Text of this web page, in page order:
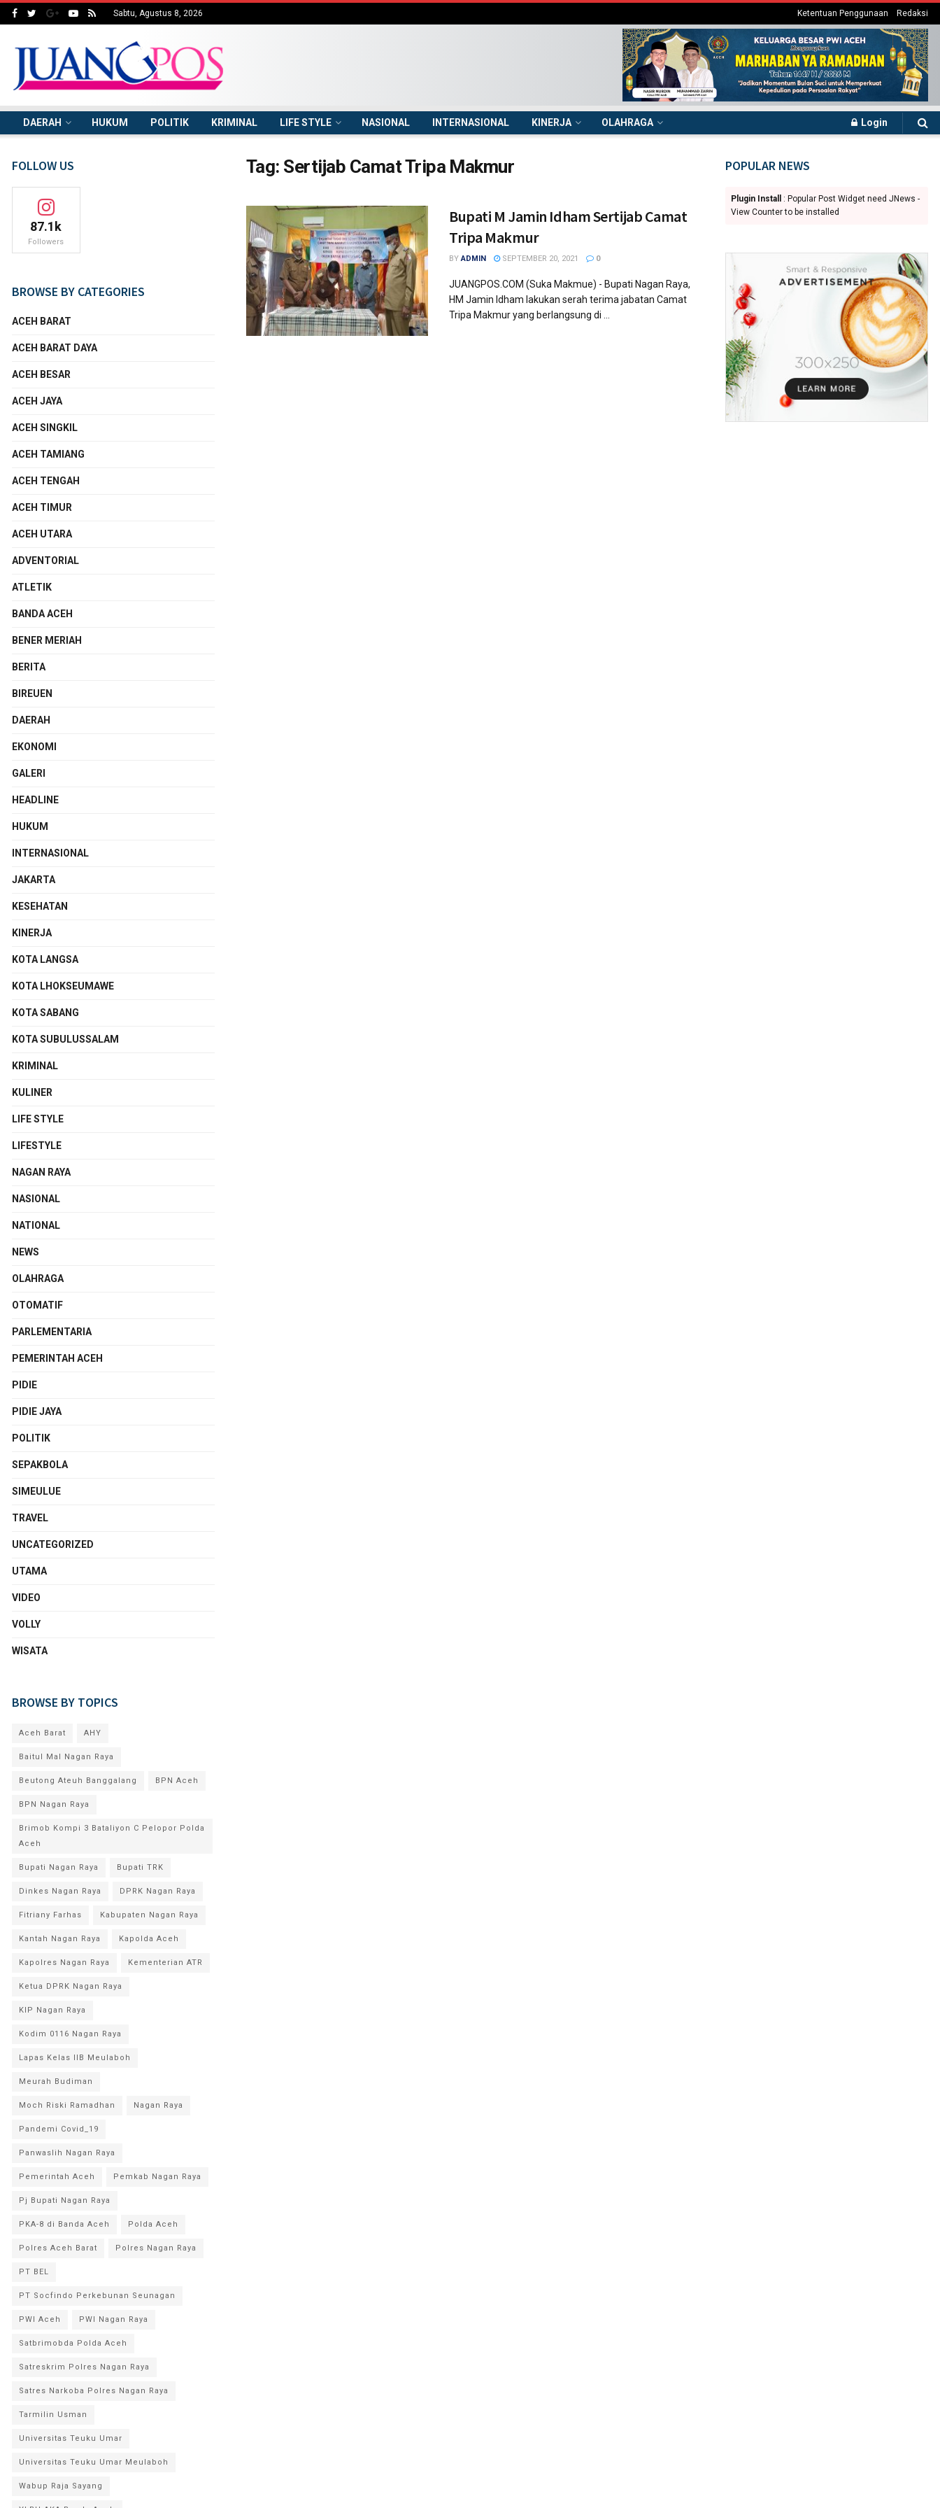
Sabtu, Agustus 8, 2026 Ketentuan Penggunaan Redaksi
DAERAH HUKUM POLITIK KRIMINAL LIFE STYLE NASIONAL INTERNASIONAL KINERJA OLAHRAGA Login
Tag: Sertijab Camat Tripa Makmur
Bupati M Jamin Idham Sertijab Camat
Tripa Makmur
BY ADMIN SEPTEMBER 20, 2021 0
JUANGPOS.COM (Suka Makmue) - Bupati Nagan Raya,
HM Jamin Idham lakukan serah terima jabatan Camat
Tripa Makmur yang berlangsung di ...
FOLLOW US
87.1k
Followers
BROWSE BY CATEGORIES
ACEH BARAT
ACEH BARAT DAYA
ACEH BESAR
ACEH JAYA
ACEH SINGKIL
ACEH TAMIANG
ACEH TENGAH
ACEH TIMUR
ACEH UTARA
ADVENTORIAL
ATLETIK
BANDA ACEH
BENER MERIAH
BERITA
BIREUEN
DAERAH
EKONOMI
GALERI
HEADLINE
HUKUM
INTERNASIONAL
JAKARTA
KESEHATAN
KINERJA
KOTA LANGSA
KOTA LHOKSEUMAWE
KOTA SABANG
KOTA SUBULUSSALAM
KRIMINAL
KULINER
LIFE STYLE
LIFESTYLE
NAGAN RAYA
NASIONAL
NATIONAL
NEWS
OLAHRAGA
OTOMATIF
PARLEMENTARIA
PEMERINTAH ACEH
PIDIE
PIDIE JAYA
POLITIK
SEPAKBOLA
SIMEULUE
TRAVEL
UNCATEGORIZED
UTAMA
VIDEO
VOLLY
WISATA
BROWSE BY TOPICS
Aceh Barat AHY
Baitul Mal Nagan Raya
Beutong Ateuh Banggalang BPN Aceh
BPN Nagan Raya
Brimob Kompi 3 Bataliyon C Pelopor Polda
Aceh
Bupati Nagan Raya Bupati TRK
Dinkes Nagan Raya DPRK Nagan Raya
Fitriany Farhas Kabupaten Nagan Raya
Kantah Nagan Raya Kapolda Aceh
Kapolres Nagan Raya Kementerian ATR
Ketua DPRK Nagan Raya
KIP Nagan Raya
Kodim 0116 Nagan Raya
Lapas Kelas IIB Meulaboh
Meurah Budiman
Moch Riski Ramadhan Nagan Raya
Pandemi Covid_19
Panwaslih Nagan Raya
Pemerintah Aceh Pemkab Nagan Raya
Pj Bupati Nagan Raya
PKA-8 di Banda Aceh Polda Aceh
Polres Aceh Barat Polres Nagan Raya
PT BEL
PT Socfindo Perkebunan Seunagan
PWI Aceh PWI Nagan Raya
Satbrimobda Polda Aceh
Satreskrim Polres Nagan Raya
Satres Narkoba Polres Nagan Raya
Tarmilin Usman
Universitas Teuku Umar
Universitas Teuku Umar Meulaboh
Wabup Raja Sayang
POPULAR NEWS
Plugin Install
: Popular Post Widget need JNews -
View Counter to be installed